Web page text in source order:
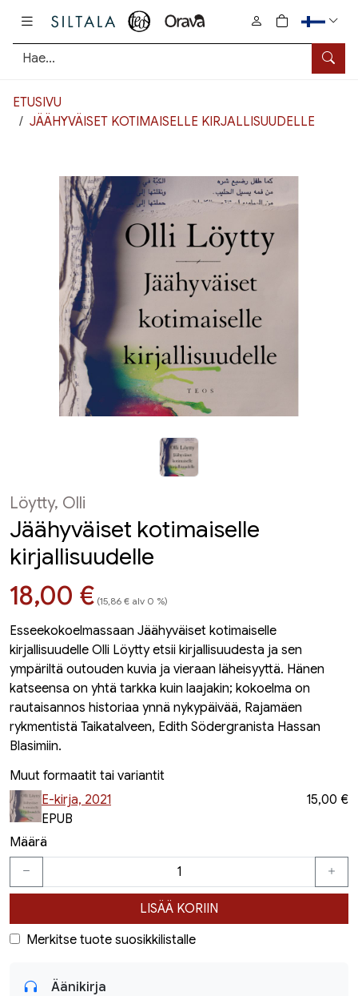
Hae
0
tuotetta
ETUSIVU
JÄÄHYVÄISET KOTIMAISELLE KIRJALLISUUDELLE
Löytty, Olli
Jäähyväiset kotimaiselle
kirjallisuudelle
Hinta nyt
18,00 € (15,86 € alv 0 %)
Esseekokoelmassaan Jäähyväiset kotimaiselle
kirjallisuudelle Olli Löytty etsii kirjallisuudesta ja sen
ympäriltä outouden kuvia ja vieraan läheisyyttä. Hänen
katseensa on yhtä tarkka kuin laajakin; kokoelma on
rautaisannos historiaa ynnä nykypäivää, Rajamäen
rykmentistä Taikatalveen, Edith Södergranista Hassan
Blasimiin.
Muut formaatit tai variantit
E-kirja, 2021
EPUB
15,00 €
Määrä
LISÄÄ KORIIN
Merkitse tuote suosikkilistalle
Äänikirja